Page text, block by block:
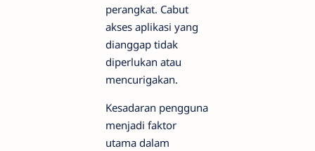
perangkat. Cabut
akses aplikasi yang
dianggap tidak
diperlukan atau
mencurigakan.
Kesadaran pengguna
menjadi faktor
utama dalam